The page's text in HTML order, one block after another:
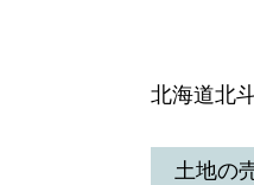
北海道北
土地の